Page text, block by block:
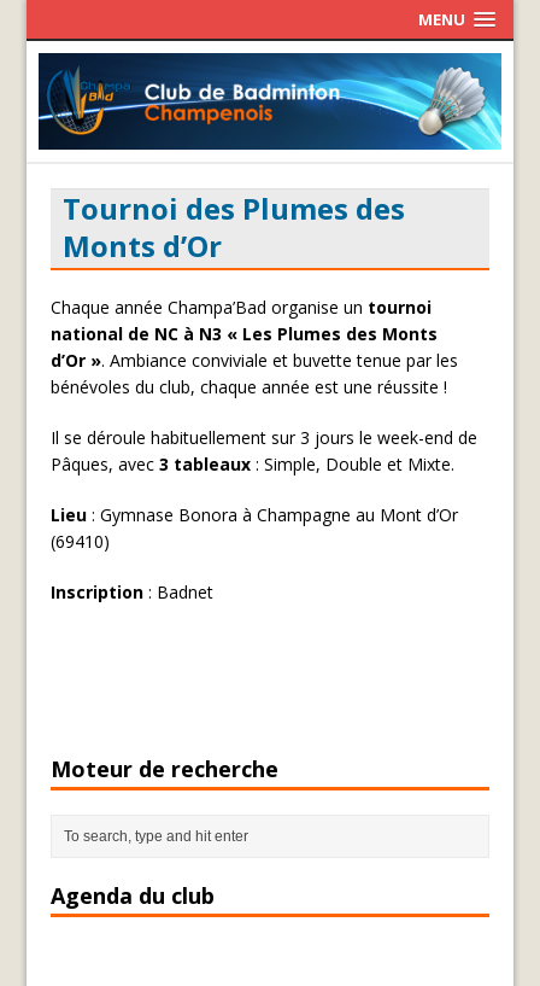
MENU
Tournoi des Plumes des
Monts d’Or
Chaque année Champa’Bad organise un tournoi
national de NC à N3 « Les Plumes des Monts
d’Or ». Ambiance conviviale et buvette tenue par les
bénévoles du club, chaque année est une réussite !
Il se déroule habituellement sur 3 jours le week-end de
Pâques, avec3 tableaux : Simple, Double et Mixte.
Lieu : Gymnase Bonora à Champagne au Mont d’Or
(69410)
Inscription : Badnet
Moteur de recherche
Agenda du club